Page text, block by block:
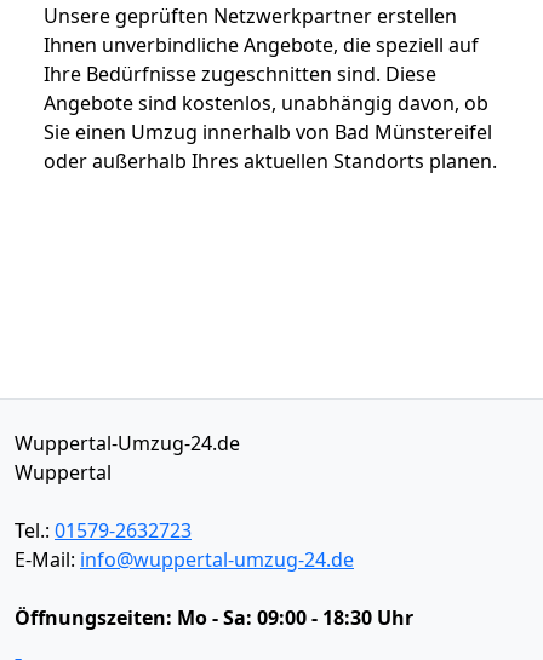
Unsere geprüften Netzwerkpartner erstellen
Ihnen unverbindliche Angebote, die speziell auf
Ihre Bedürfnisse zugeschnitten sind. Diese
Angebote sind kostenlos, unabhängig davon, ob
Sie einen Umzug innerhalb von Bad Münstereifel
oder außerhalb Ihres aktuellen Standorts planen.
Wuppertal-Umzug-24.de
Wuppertal
Tel.: 01579-2632723
E-Mail: info@wuppertal-umzug-24.de
Öffnungszeiten: Mo - Sa: 09:00 - 18:30 Uhr